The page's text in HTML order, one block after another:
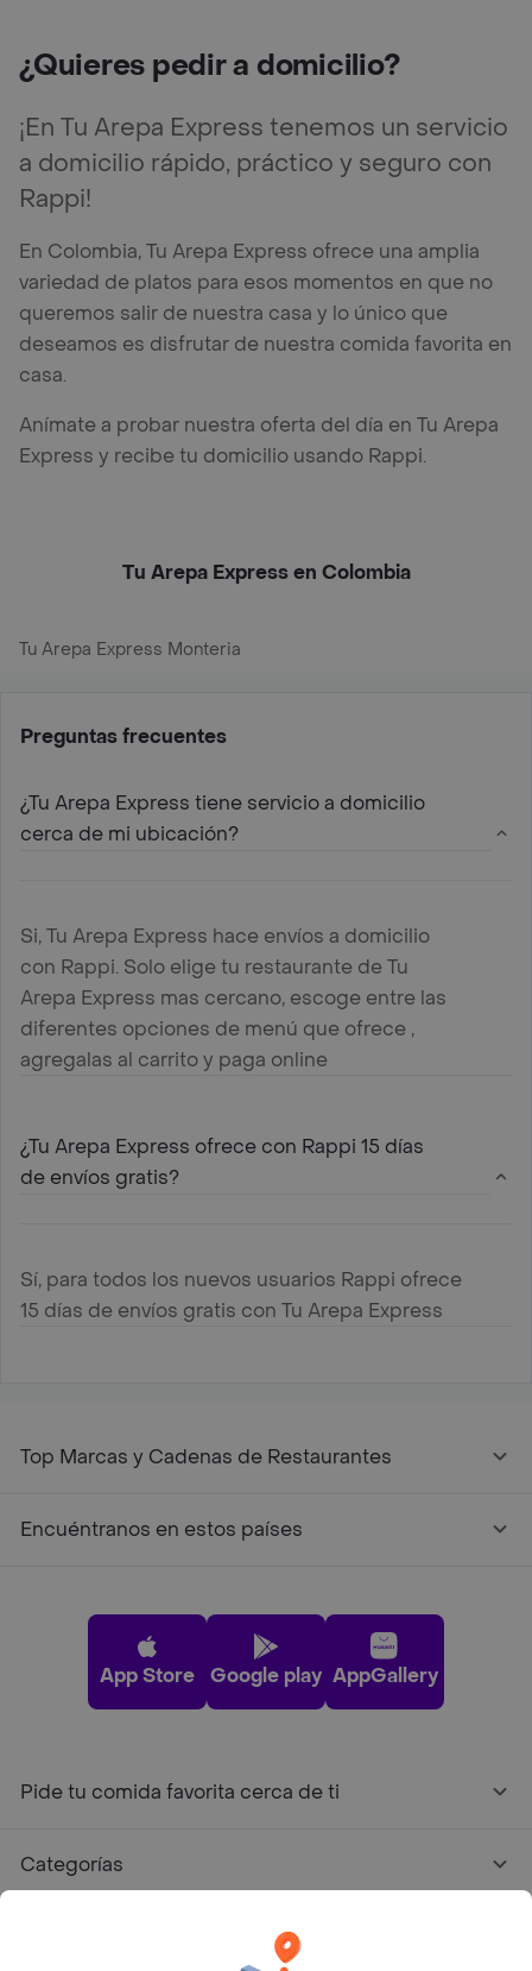
¿Quieres pedir a domicilio?
¡En Tu Arepa Express tenemos un servicio
a domicilio rápido, práctico y seguro con
Rappi!
En Colombia, Tu Arepa Express ofrece una amplia
variedad de platos para esos momentos en que no
queremos salir de nuestra casa y lo único que
deseamos es disfrutar de nuestra comida favorita en
casa.
Anímate a probar nuestra oferta del día en Tu Arepa
Express y recibe tu domicilio usando Rappi.
Tu Arepa Express en Colombia
Tu Arepa Express Monteria
Preguntas frecuentes
¿Tu Arepa Express tiene servicio a domicilio
cerca de mi ubicación?
Si, Tu Arepa Express hace envíos a domicilio
con Rappi. Solo elige tu restaurante de Tu
Arepa Express mas cercano, escoge entre las
diferentes opciones de menú que ofrece ,
agregalas al carrito y paga online
¿Tu Arepa Express ofrece con Rappi 15 días
de envíos gratis?
Sí, para todos los nuevos usuarios Rappi ofrece
15 días de envíos gratis con Tu Arepa Express
Top Marcas y Cadenas de Restaurantes
Encuéntranos en estos países
App Store Google play AppGallery
Pide tu comida favorita cerca de ti
Categorías